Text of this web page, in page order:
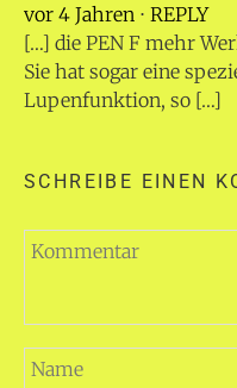
vor 4 Jahren ⋅ REPLY
[…] die PEN F mehr
Sie hat sogar eine
Lupenfunktion, so […]
SCHREIBE EINEN